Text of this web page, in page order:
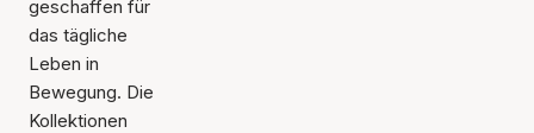
geschaffen für
das tägliche
Leben in
Bewegung. Die
Kollektionen